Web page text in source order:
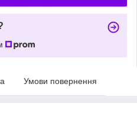
Умови повернення